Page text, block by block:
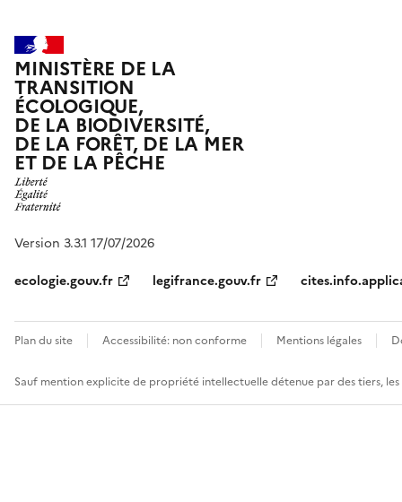
MINISTÈRE DE LA
TRANSITION
ÉCOLOGIQUE,
DE LA BIODIVERSITÉ,
DE LA FORÊT, DE LA MER
ET DE LA PÊCHE
Version 3.3.1 17/07/2026
ecologie.gouv.fr
legifrance.gouv.fr
Plan du site Accessibilité: non conforme Mentions légales
Sauf mention explicite de propriété intellectuelle détenue par des tiers,